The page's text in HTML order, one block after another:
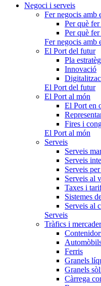
Negoci i serveis
Fer negocis amb
Per què
Per què
Fer negocis amb
El Port del futur
Pla
Innovació
El Port del futur
El Port al món
El Port en
Fires i
El Port al món
Serveis
Serveis
Serveis
Serveis
Serveis al
Taxes i
Sistemes
Serveis al
Serveis
Tràfics i
Ferris
Granels
Granels
Càrrega